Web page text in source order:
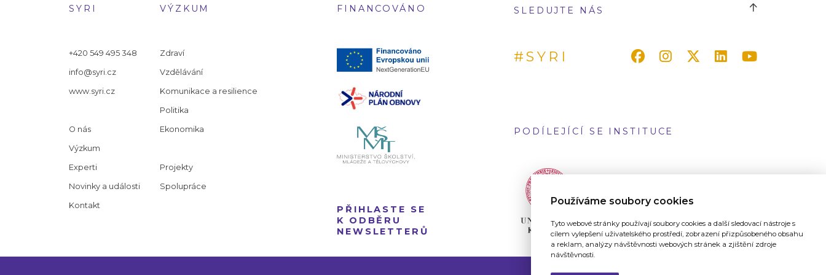
Používáme soubory cookies
Tyto webové stránky používají soubory cookies a další sledovací nástroje s
cílem vylepšení uživatelského prostředí, zobrazení přizpůsobeného obsahu
a reklam, analýzy návštěvnosti webových stránek a zjištění zdroje
návštěvnosti.
SYRI
+420 549 495 348
info@syri.cz
www.syri.cz
O nás
Výzkum
Experti
Novinky a události
Kontakt
VÝZKUM
Zdraví
Vzdělávání
Komunikace a resilience
Politika
Ekonomika
Projekty
Spolupráce
FINANCOVÁNO
PŘIHLASTE SE
K ODBĚRU
NEWSLETTERŮ
SLEDUJTE NÁS
#SYRI
PODÍLEJÍCÍ SE INSTITUCE